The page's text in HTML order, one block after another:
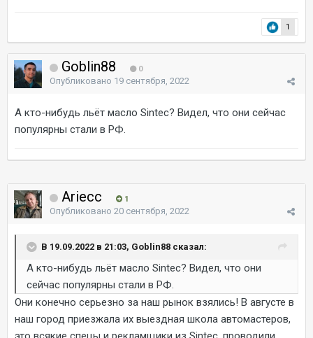
1
Goblin88 0
Опубликовано 19 сентября, 2022
А кто-нибудь льёт масло Sintec? Видел, что они сейчас
популярны стали в РФ.
Ariecc 1
Опубликовано 20 сентября, 2022
В 19.09.2022 в 21:03, Goblin88 сказал:
А кто-нибудь льёт масло Sintec? Видел, что они
сейчас популярны стали в РФ.
Они конечно серьезно за наш рынок взялись! В августе в
наш город приезжала их выездная школа автомастеров,